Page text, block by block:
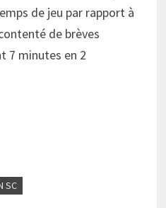
de jeu par rapport à
de brèves
7 minutes en 2
SC